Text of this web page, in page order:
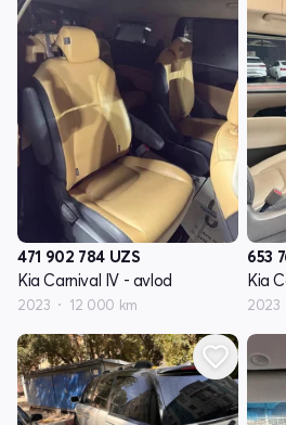
471 902 784 UZS
Kia Carnival IV - avlod
2023 12 000 km
653
Kia
2023